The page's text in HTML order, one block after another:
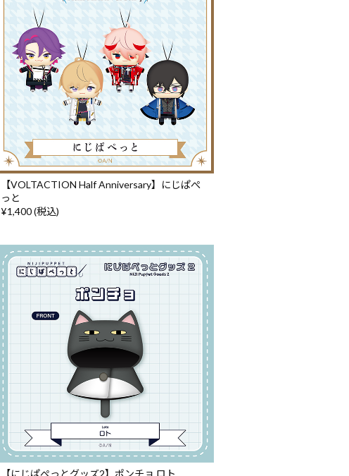
【VOLTACTION Half Anniversary】にじぱぺ
っと
¥1,400 (税込)